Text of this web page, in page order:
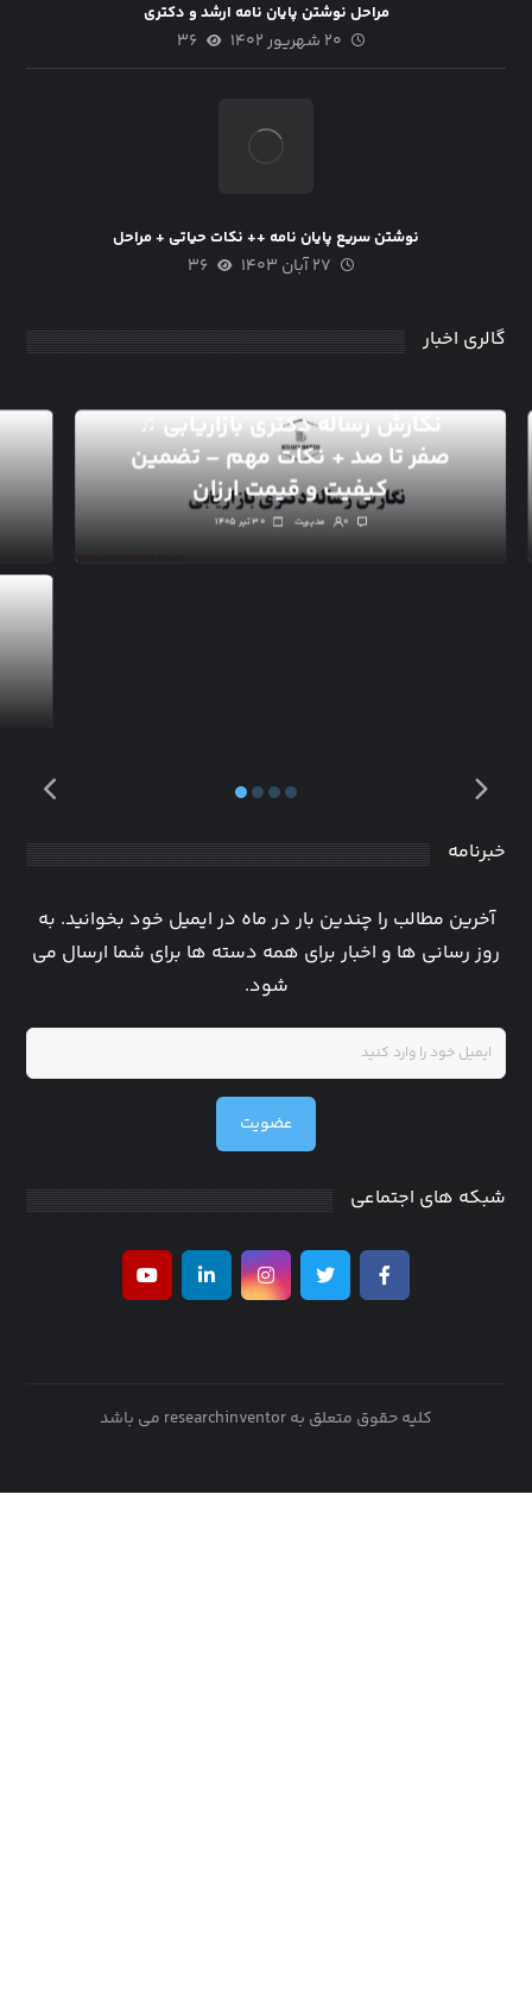
مراحل نوشتن پایان نامه ارشد و دکتری
۲۰ شهریور ۱۴۰۲ ۳۶
نوشتن سریع پایان نامه ++ نکات حیاتی + مراحل
۲۷ آبان ۱۴۰۳ ۳۶
گالری اخبار
نگارش رساله دکتری بازاریابی ♫
صفر تا صد + نکات مهم – تضمین
کیفیت و قیمت ارزان
۳۰ تیر ۱۴۰۵ مدیریت ۰
خبرنامه
آخرین مطالب را چندین بار در ماه در ایمیل خود بخوانید. به
روز رسانی ها و اخبار برای همه دسته ها برای شما ارسال می
شود.
عضویت
شبکه های اجتماعی
کلیه حقوق متعلق به researchinventor می باشد